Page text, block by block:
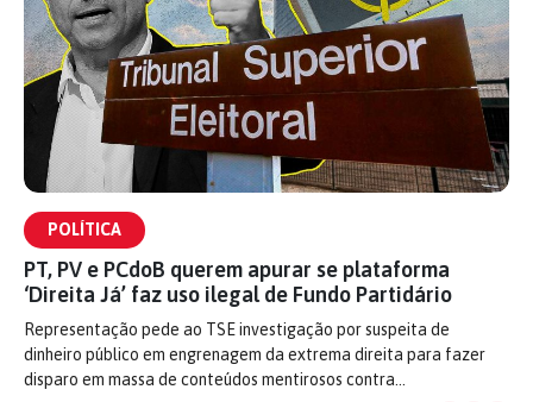
POLÍTICA
PT, PV e PCdoB querem apurar se plataforma
‘Direita Já’ faz uso ilegal de Fundo Partidário
Representação pede ao TSE investigação por suspeita de
dinheiro público em engrenagem da extrema direita para fazer
disparo em massa de conteúdos mentirosos contra…